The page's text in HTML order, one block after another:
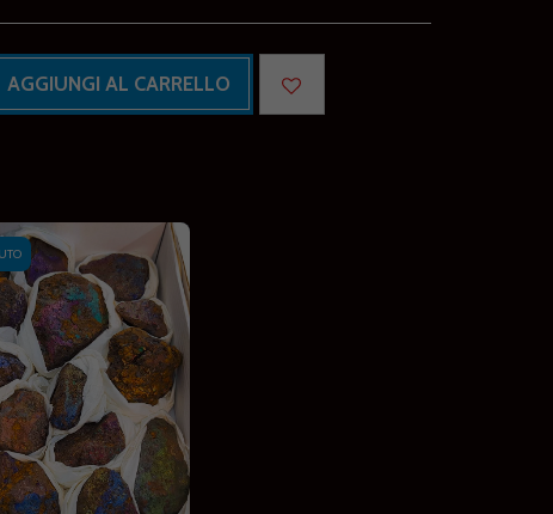
AGGIUNGI AL CARRELLO